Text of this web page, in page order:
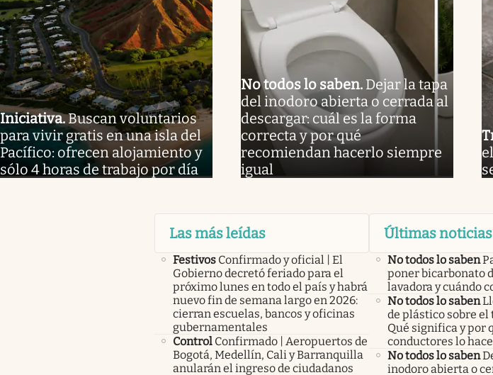
Iniciativa.Buscan voluntarios
para vivir gratis en una isla del
Pacífico: ofrecen alojamiento y
sólo 4 horas de trabajo por día
No todos lo saben. Dejar la tapa
del inodoro abierta o cerrada al
descargar: cuál es la forma
correcta y por qué
recomiendan hacerlo siempre
igual
Las más leídas
Festivos Confirmado y oficial | El
Gobierno decretó feriado para el
próximo lunes en todo el país y habrá
nuevo fin de semana largo en 2026:
cierran escuelas, bancos y oficinas
gubernamentales
Control Confirmado | Aeropuertos de
Bogotá, Medellín, Cali y Barranquilla
anularán el ingreso de ciudadanos
Últimas noticias
No todos lo saben
poner bicarbonato
lavadora y cuándo
No todos lo saben
de plástico sobre el
Qué significa y por
conductores lo
No todos lo saben
inodoro abierta o